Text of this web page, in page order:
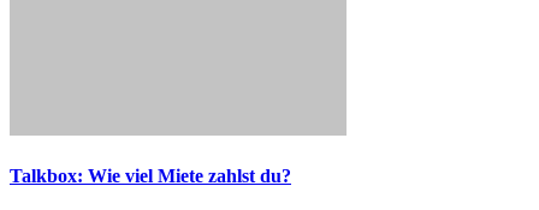
Talkbox: Wie viel Miete zahlst du?